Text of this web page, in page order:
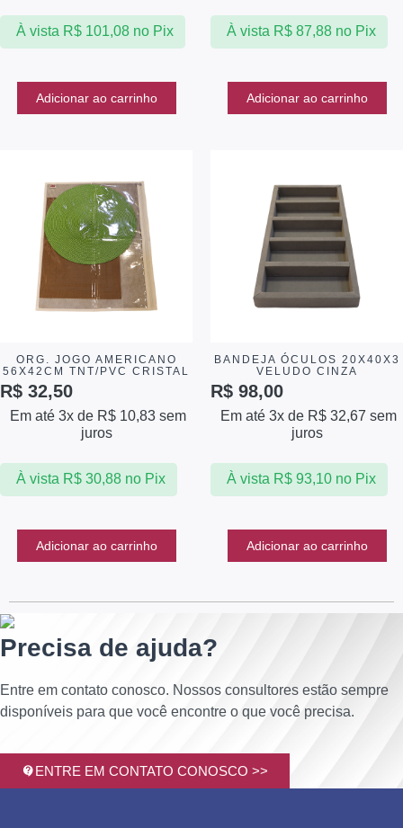
À vista R$101,08 no Pix
Adicionar ao carrinho
À vista R$87,88 no Pix
Adicionar ao carrinho
ORG. JOGO AMERICANO
56X42CM TNT/PVC CRISTAL
R$ 32,50
Em até 3x de R$ 10,83 sem
juros
À vista R$30,88 no Pix
Adicionar ao carrinho
BANDEJA ÓCULOS 20X40X3
VELUDO CINZA
R$ 98,00
Em até 3x de R$ 32,67 sem
juros
À vista R$93,10 no Pix
Adicionar ao carrinho
Precisa de ajuda?
Entre em contato conosco. Nossos consultores estão sempre
disponíveis para que você encontre o que você precisa.
ENTRE EM CONTATO CONOSCO >>